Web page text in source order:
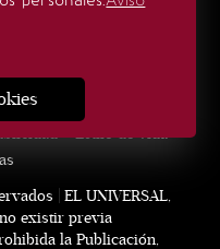
somos
Estilo de vida
| EL UNIVERSAL,
existir previa
la Publicación,